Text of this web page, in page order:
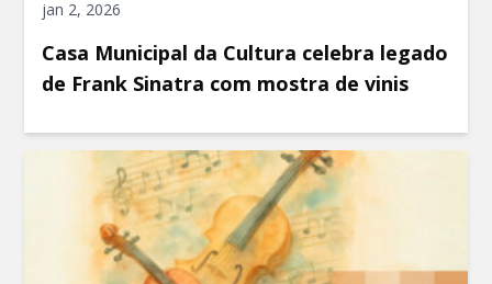
jan 2, 2026
Casa Municipal da Cultura celebra legado
de Frank Sinatra com mostra de vinis